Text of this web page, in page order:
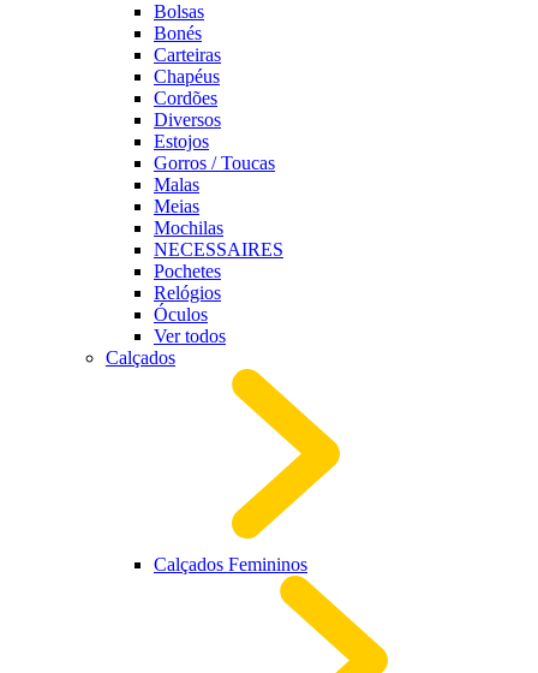
Bolsas
Bonés
Carteiras
Chapéus
Cordões
Diversos
Estojos
Gorros / Toucas
Malas
Meias
Mochilas
NECESSAIRES
Pochetes
Relógios
Óculos
Ver todos
Calçados
Calçados Femininos